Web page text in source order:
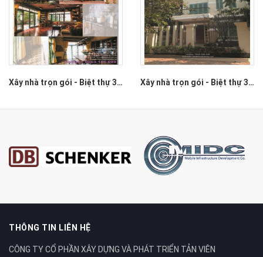
Xây nhà trọn gói - Biệt thự 37 Yên Hoa, Tây Hồ Xây nhà trọn gói - Biệt thự 35 Thạch Bàn, Long Biên, Hà Nội
THÔNG TIN LIÊN HỆ
CÔNG TY CỔ PHẦN XÂY DỰNG VÀ PHÁT TRIỂN TẢN VIÊN